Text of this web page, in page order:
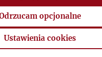
André Boutang
opcjonalne
Ustawienia cookies